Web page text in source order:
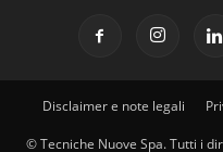
Disclaimer e note legali
© Tecniche Nuove Spa. Tutti i